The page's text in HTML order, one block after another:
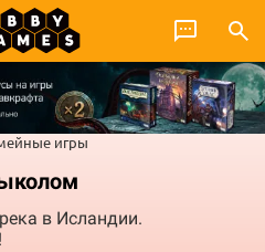
игры
в Исландии.